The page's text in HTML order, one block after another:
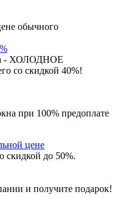
обычного
- ХОЛОДНОЕ
со скидкой 40%!
при 100% предоплате
цене
скидкой до 50%.
и получите подарок!